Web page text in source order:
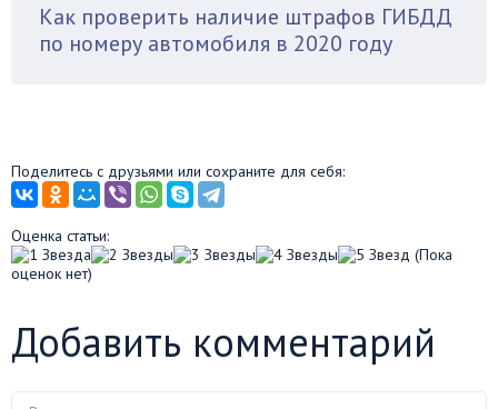
Как проверить наличие штрафов ГИБДД
по номеру автомобиля в 2020 году
Поделитесь с друзьями или сохраните для себя:
Оценка статьи:
(Пока
оценок нет)
Добавить комментарий